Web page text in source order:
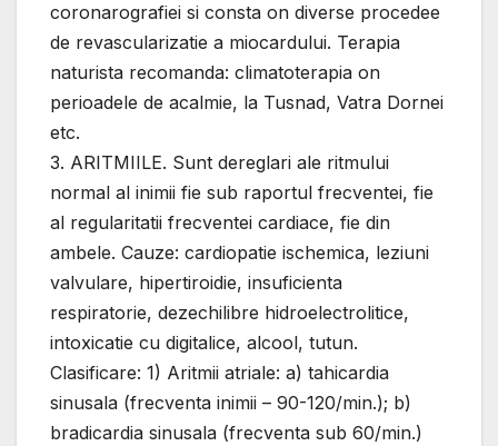
coronarografiei si consta оn diverse procedee
de revascularizatie a miocardului. Terapia
naturista recomanda: climatoterapia оn
perioadele de acalmie, la Tusnad, Vatra Dornei
etc.
3. ARITMIILE. Sunt dereglari ale ritmului
normal al inimii fie sub raportul frecventei, fie
al regularitatii frecventei cardiace, fie din
ambele. Cauze: cardiopatie ischemica, leziuni
valvulare, hipertiroidie, insuficienta
respiratorie, dezechilibre hidroelectrolitice,
intoxicatie cu digitalice, alcool, tutun.
Clasificare: 1) Aritmii atriale: a) tahicardia
sinusala (frecventa inimii – 90-120/min.); b)
bradicardia sinusala (frecventa sub 60/min.)